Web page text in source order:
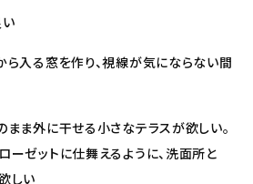
ら入る窓を作り、視線が気にならない間
まま外に干せる小さなテラスが欲しい。
ーゼットに仕舞えるように、洗面所と
しい